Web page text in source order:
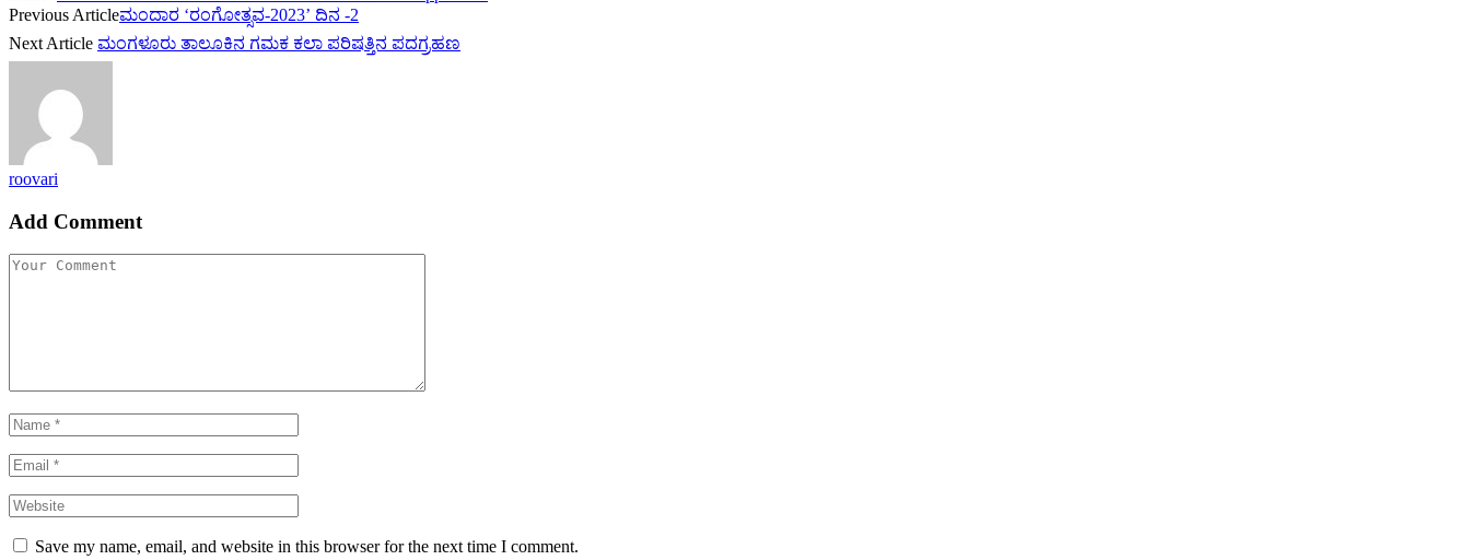
Previous Articleಮಂದಾರ ‘ರಂಗೋತ್ಸವ-2023’ ದಿನ -2
Next Article ಮಂಗಳೂರು ತಾಲೂಕಿನ ಗಮಕ ಕಲಾ ಪರಿಷತ್ತಿನ ಪದಗ್ರಹಣ
roovari
Add Comment
Save my name, email, and website in this browser for the next time I comment.